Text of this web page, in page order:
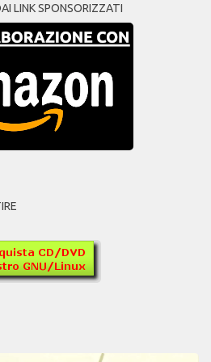
LINK SPONSORIZZATI